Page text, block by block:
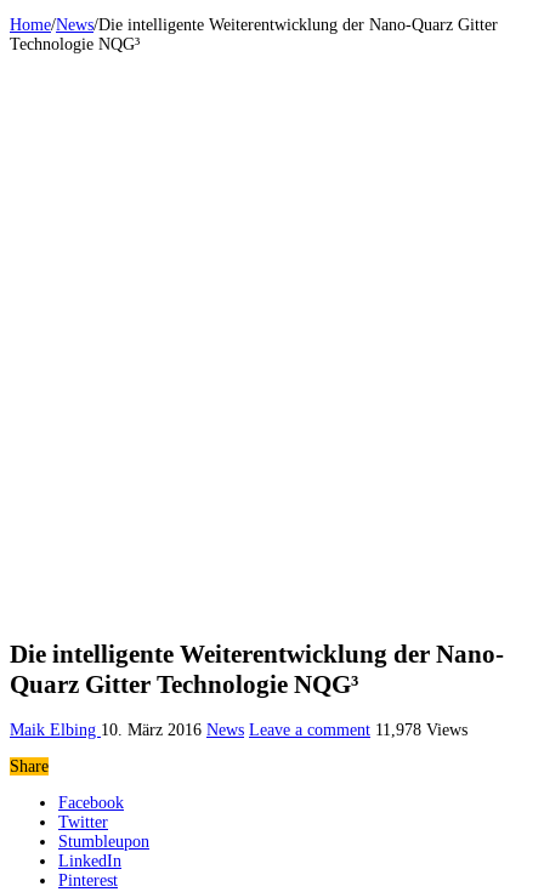
Home/News/Die intelligente Weiterentwicklung der Nano-Quarz Gitter
Technologie NQG³
Die intelligente Weiterentwicklung der Nano-
Quarz Gitter Technologie NQG³
Maik Elbing 10. März 2016 News Leave a comment 11,978 Views
Share
Facebook
Twitter
Stumbleupon
LinkedIn
Pinterest